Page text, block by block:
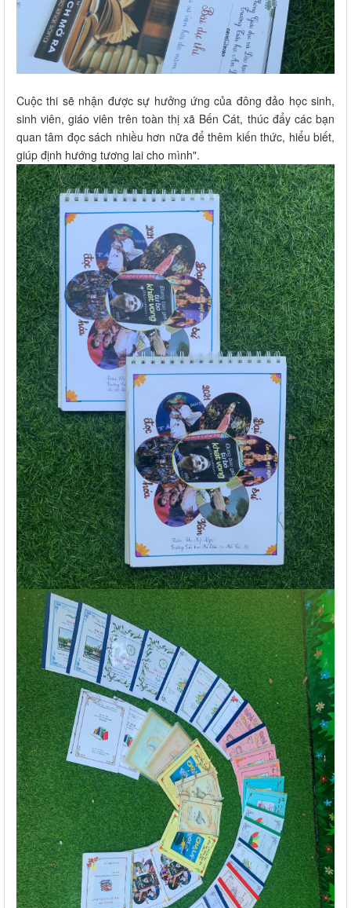
Cuộc thi sẽ nhận được sự hưởng ứng của đông đảo học sinh,
sinh viên, giáo viên trên toàn thị xã Bến Cát, thúc đẩy các bạn
quan tâm đọc sách nhiều hơn nữa để thêm kiến thức, hiểu biết,
giúp định hướng tương lai cho mình".